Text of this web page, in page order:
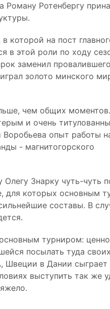
Роману Ротенбергу
которой на пост
в этой роли по ходу
заменил
золото минского
чем общих
и очень
опыт работы
- магнитогорского
Знарку чуть-чуть
для которых основным
составы. В
турниром:
посылать туда своих
Швеции в Дании сыграет
выступить так же